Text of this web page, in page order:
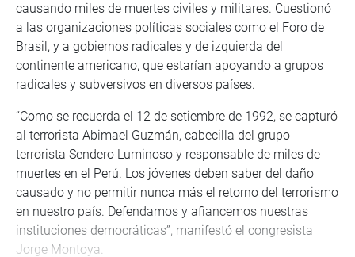
causando miles de muertes civiles y militares. Cuestionó
a las organizaciones políticas sociales como el Foro de
Brasil, y a gobiernos radicales y de izquierda del
continente americano, que estarían apoyando a grupos
radicales y subversivos en diversos países.
“Como se recuerda el 12 de setiembre de 1992, se capturó
al terrorista Abimael Guzmán, cabecilla del grupo
terrorista Sendero Luminoso y responsable de miles de
muertes en el Perú. Los jóvenes deben saber del daño
causado y no permitir nunca más el retorno del terrorismo
en nuestro país. Defendamos y afiancemos nuestras
instituciones democráticas”, manifestó el congresista
Jorge Montoya.